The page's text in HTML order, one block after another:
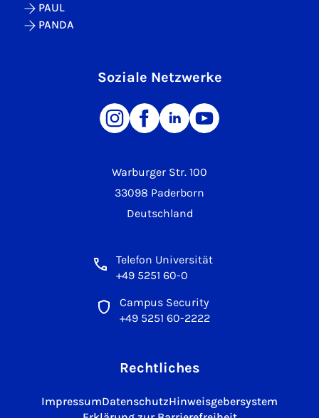
Warburger Str. 100
33098 Paderborn
Deutschland
Telefon Universität
+49 5251 60-0
Campus Security
+49 5251 60-2222
PAUL
PANDA
Soziale Netzwerke
Rechtliches
ImpressumDatenschutzHinweisgebersystem